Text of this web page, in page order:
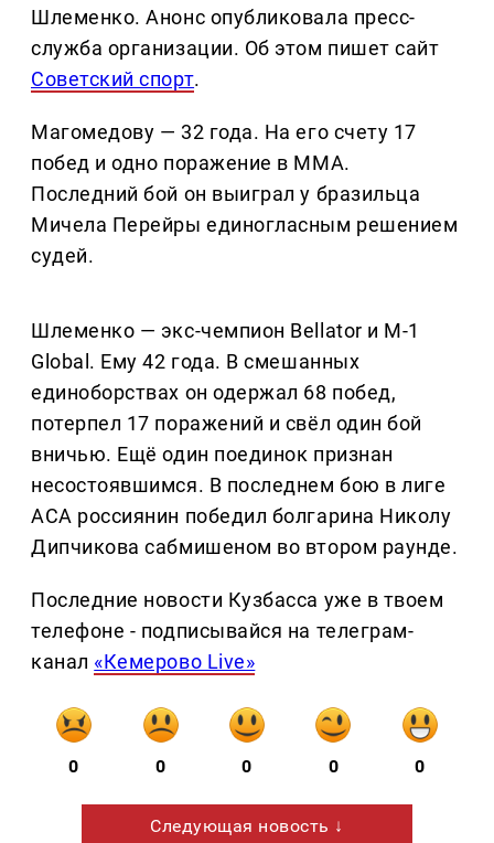
Шлеменко. Анонс опубликовала пресс-
служба организации. Об этом пишет сайт
Советский спорт.
Магомедову — 32 года. На его счету 17
побед и одно поражение в ММА.
Последний бой он выиграл у бразильца
Мичела Перейры единогласным решением
судей.
Шлеменко — экс-чемпион Bellator и M-1
Global. Ему 42 года. В смешанных
единоборствах он одержал 68 побед,
потерпел 17 поражений и свёл один бой
вничью. Ещё один поединок признан
несостоявшимся. В последнем бою в лиге
АСА россиянин победил болгарина Николу
Дипчикова сабмишеном во втором раунде.
Последние новости Кузбасса уже в твоем
телефоне - подписывайся на телеграм-
канал «Кемерово Live»
0 0 0 0 0
Следующая новость ↓